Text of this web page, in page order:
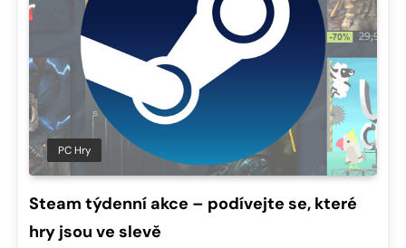
PC Hry
Steam týdenní akce – podívejte se, které
hry jsou ve slevě